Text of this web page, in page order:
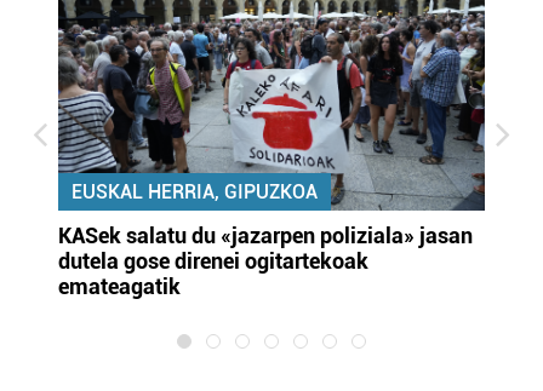
EUSKAL HERRIA, GIPUZKOA
KASek salatu du «jazarpen poliziala» jasan
dutela gose direnei ogitartekoak
emateagatik